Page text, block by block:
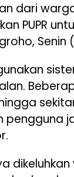
dari
PUPR